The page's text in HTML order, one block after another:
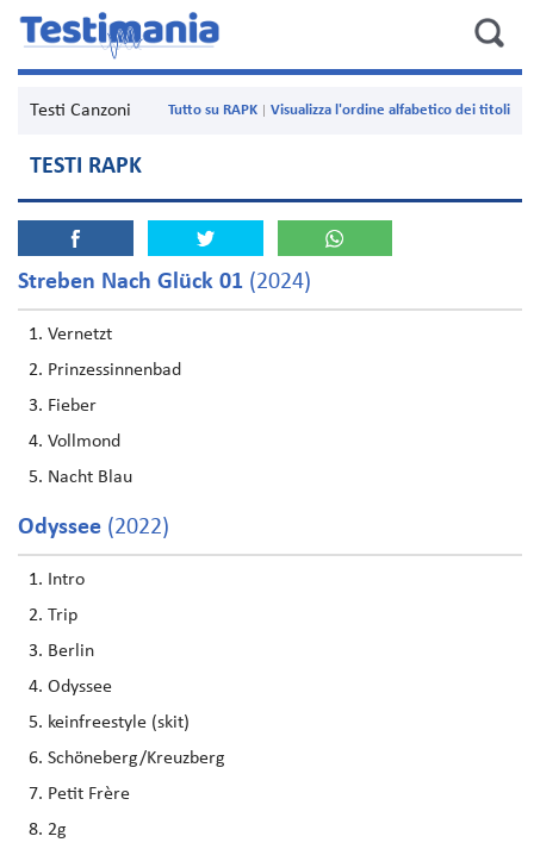
Testi Canzoni Visualizza l'ordine alfabetico dei titoli
Tutto su RAPK
TESTI RAPK
Streben Nach Glück 01 (2024)
Vernetzt
Prinzessinnenbad
Fieber
Vollmond
Nacht Blau
Odyssee (2022)
Intro
Trip
Berlin
Odyssee
keinfreestyle (skit)
Schöneberg/Kreuzberg
Petit Frère
2g